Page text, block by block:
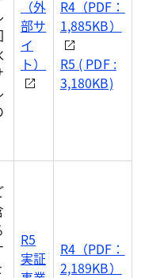
（外
部サ
イ
ト）
R4（PDF：
1,885KB）
R5 ( PDF :
3,180KB)
R5
実証
R4（PDF：
2,189KB）